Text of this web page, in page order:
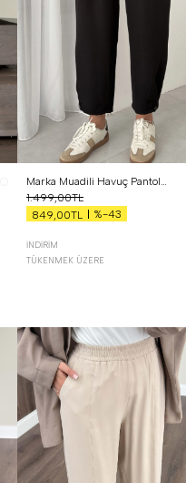
S ML
Marka Muadili Havuç Pantolon Siyah
1.499,00TL
849,00TL
%-43
İNDIRIM
TÜKENMEK ÜZERE